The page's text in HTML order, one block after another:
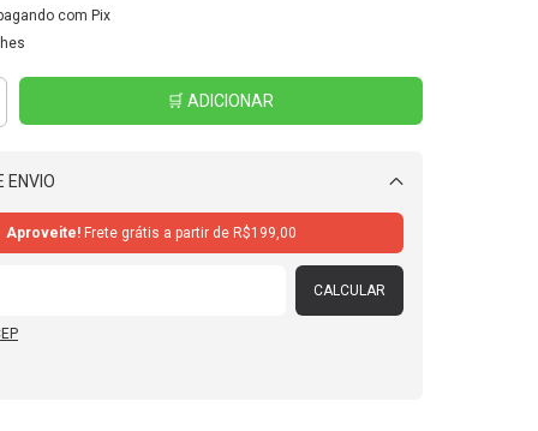
com Pix
ENVIO
Aproveite! Frete grátis a partir de R$199,00
CALCULAR